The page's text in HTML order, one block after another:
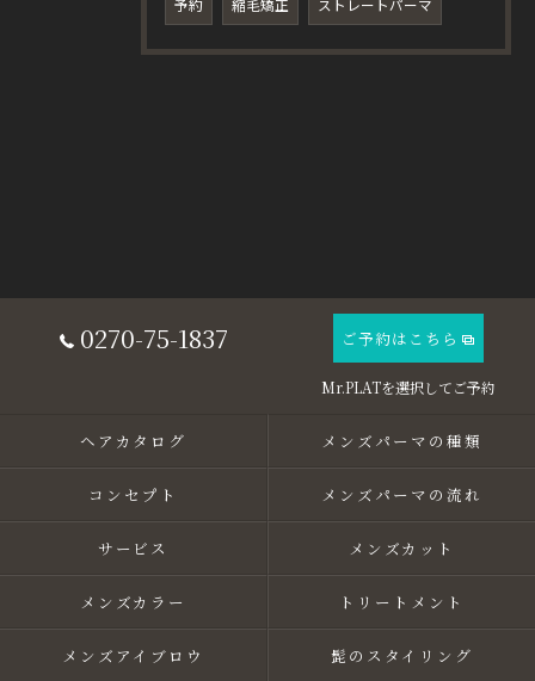
予約 縮毛矯正 ストレートパーマ
0270-75-1837 ご予約はこちら
ヘアカタログ メンズパーマの種類
コンセプト メンズパーマの流れ
サービス メンズカット
メンズカラー トリートメント
メンズアイブロウ 髭のスタイリング